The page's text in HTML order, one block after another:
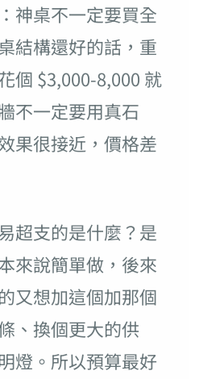
神桌不一定要買全
結構還好的話，重
個 $3,000-8,000 就
不一定要用真石
果很接近，價格差
超支的是什麼？是
來說簡單做，後來
又想加這個加那個
換個更大的供
燈。所以預算最好